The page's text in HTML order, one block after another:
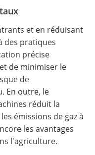
et en réduisant
des pratiques
précise
de minimiser le
de
En outre, le
réduit la
émissions de gaz à
les avantages
l'agriculture.